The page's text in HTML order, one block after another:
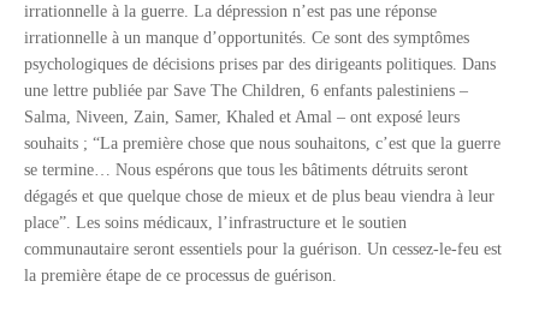
irrationnelle à la guerre. La dépression n’est pas une réponse
irrationnelle à un manque d’opportunités. Ce sont des symptômes
psychologiques de décisions prises par des dirigeants politiques. Dans
une lettre publiée par Save The Children, 6 enfants palestiniens –
Salma, Niveen, Zain, Samer, Khaled et Amal – ont exposé leurs
souhaits ; “La première chose que nous souhaitons, c’est que la guerre
se termine… Nous espérons que tous les bâtiments détruits seront
dégagés et que quelque chose de mieux et de plus beau viendra à leur
place”. Les soins médicaux, l’infrastructure et le soutien
communautaire seront essentiels pour la guérison. Un cessez-le-feu est
la première étape de ce processus de guérison.